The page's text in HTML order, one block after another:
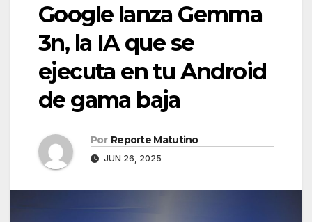
Google lanza Gemma
3n, la IA que se
ejecuta en tu Android
de gama baja
Por Reporte Matutino
JUN 26, 2025